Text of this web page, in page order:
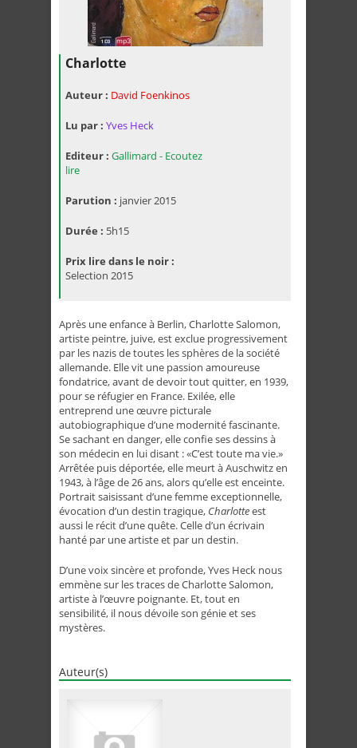
Charlotte
Auteur : David Foenkinos
Lu par : Yves Heck
Editeur : Gallimard - Ecoutez
lire
Parution : janvier 2015
Durée : 5h15
Prix lire dans le noir :
Selection 2015
Après une enfance à Berlin, Charlotte Salomon,
artiste peintre, juive, est exclue progressivement
par les nazis de toutes les sphères de la société
allemande. Elle vit une passion amoureuse
fondatrice, avant de devoir tout quitter, en 1939,
pour se réfugier en France. Exilée, elle
entreprend une œuvre picturale
autobiographique d’une modernité fascinante.
Se sachant en danger, elle confie ses dessins à
son médecin en lui disant : «C’est toute ma vie.»
Arrêtée puis déportée, elle meurt à Auschwitz en
1943, à l’âge de 26 ans, alors qu’elle est enceinte.
Portrait saisissant d’une femme exceptionnelle,
évocation d’un destin tragique, Charlotteest
aussi le récit d’une quête. Celle d’un écrivain
hanté par une artiste et par un destin.
D’une voix sincère et profonde, Yves Heck nous
emmène sur les traces de Charlotte Salomon,
artiste à l’œuvre poignante. Et, tout en
sensibilité, il nous dévoile son génie et ses
mystères.
Auteur(s)